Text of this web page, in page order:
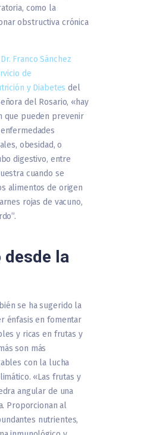
como la
obstructiva crónica
Dr. Franco Sánchez
de
y Diabetes del
del Rosario, «hay
que pueden prevenir
obesidad, o
digestivo, entre
cuando se
alimentos de origen
rojas de vacuno,
desde la
se ha sugerido la
énfasis en fomentar
y ricas en frutas y
son más
con la lucha
«Las frutas y
angular de una
Proporcionan al
nutrientes,